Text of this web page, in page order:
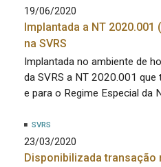
19/06/2020
Implantada a NT
na SVRS
Implantada no ambiente de
da SVRS a NT 2020.001
e para o Regime Especial da
SVRS
23/03/2020
Disponibilizada transação